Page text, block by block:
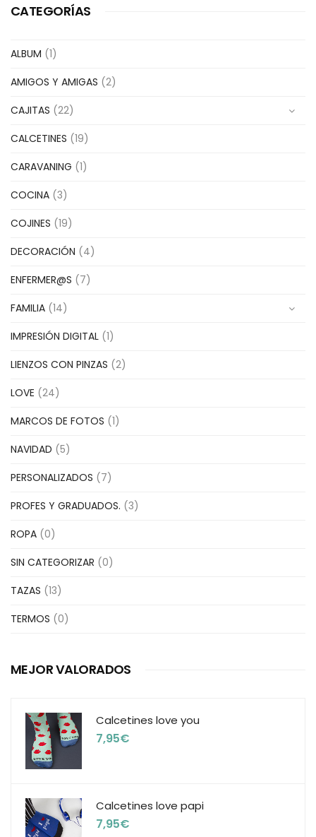
CATEGORÍAS
ALBUM (1)
AMIGOS Y AMIGAS (2)
CAJITAS (22)
CALCETINES (19)
CARAVANING (1)
COCINA (3)
COJINES (19)
DECORACIÓN (4)
ENFERMER@S (7)
FAMILIA (14)
IMPRESIÓN DIGITAL (1)
LIENZOS CON PINZAS (2)
LOVE (24)
MARCOS DE FOTOS (1)
NAVIDAD (5)
PERSONALIZADOS (7)
PROFES Y GRADUADOS. (3)
ROPA (0)
SIN CATEGORIZAR (0)
TAZAS (13)
TERMOS (0)
MEJOR VALORADOS
Calcetines love you
7,95€
Calcetines love papi
7,95€